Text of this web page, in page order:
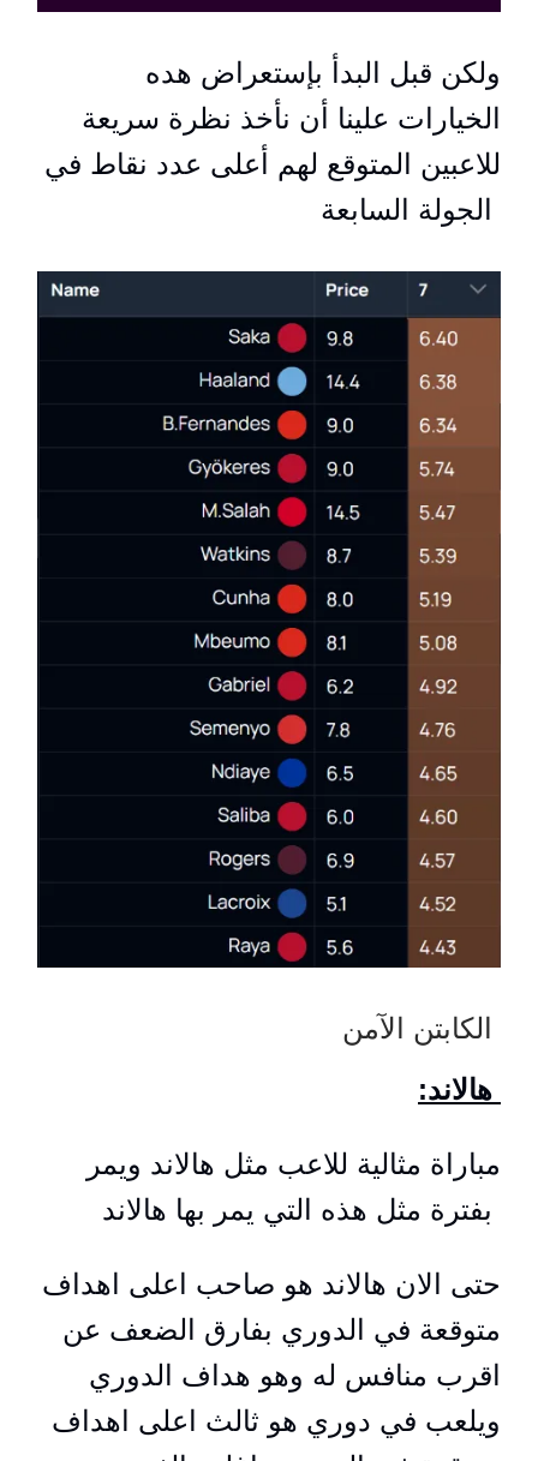
ولكن قبل البدأ بإستعراض هده
الخيارات علينا أن نأخذ نظرة سريعة
للاعبين المتوقع لهم أعلى عدد نقاط في
الجولة السابعة
الكابتن الآمن
:هالاند
مباراة مثالية للاعب مثل هالاند ويمر
بفترة مثل هذه التي يمر بها هالاند
حتى الان هالاند هو صاحب اعلى اهداف
متوقعة في الدوري بفارق الضعف عن
اقرب منافس له وهو هداف الدوري
ويلعب في دوري هو ثالث اعلى اهداف